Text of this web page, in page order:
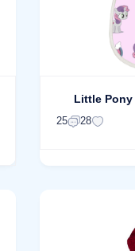
28
25